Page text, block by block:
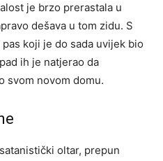
je brzo prerastala u
dešava u tom zidu. S
koji je do sada uvijek bio
ih je natjerao da
svom novom domu.
oltar, prepun